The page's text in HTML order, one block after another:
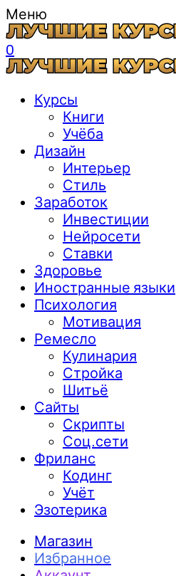
Меню
0
Курсы
Книги
Учёба
Дизайн
Интерьер
Стиль
Заработок
Инвестиции
Нейросети
Ставки
Здоровье
Иностранные языки
Психология
Мотивация
Ремесло
Кулинария
Стройка
Шитьё
Сайты
Скрипты
Соц.сети
Фриланс
Кодинг
Учёт
Эзотерика
Магазин
Избранное